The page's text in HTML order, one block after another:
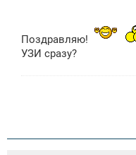
Поздравляю!
УЗИ сразу?